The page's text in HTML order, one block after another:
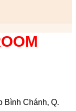
Bình Chánh, Q.